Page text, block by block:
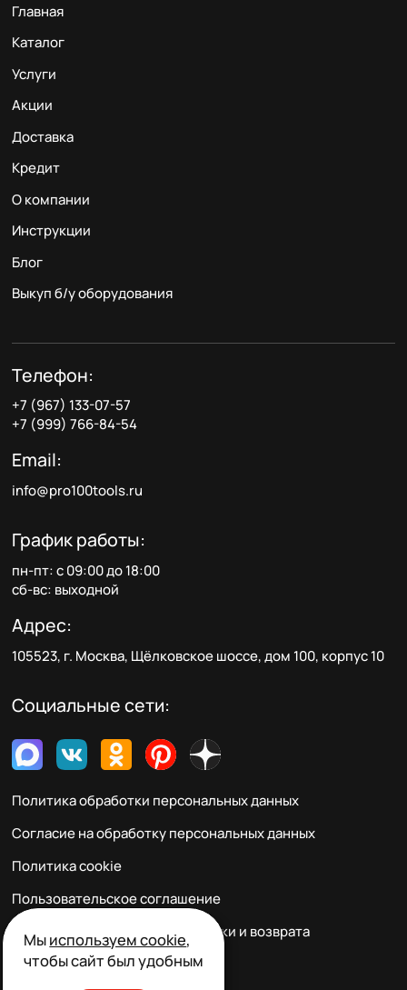
Главная
Каталог
Услуги
Акции
Доставка
Кредит
О компании
Инструкции
Блог
Выкуп б/у оборудования
Телефон:
+7 (967) 133-07-57
+7 (999) 766-84-54
Email:
info@pro100tools.ru
График работы:
пн-пт: с 09:00 до 18:00
сб-вс: выходной
Адрес:
105523, г. Москва, Щёлковское шоссе, дом 100, корпус 10
Социальные сети:
Политика обработки персональных данных
Согласие на обработку персональных данных
Политика cookie
Пользовательское соглашение
Правила заказа, оплаты, доставки и возврата
Реквизиты и контакты
Мыиспользуем cookie,
чтобы сайт был удобным